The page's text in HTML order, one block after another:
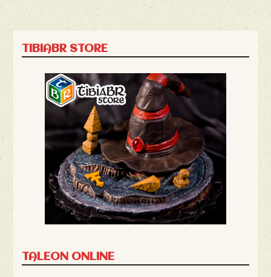
TIBIABR STORE
TALEON ONLINE